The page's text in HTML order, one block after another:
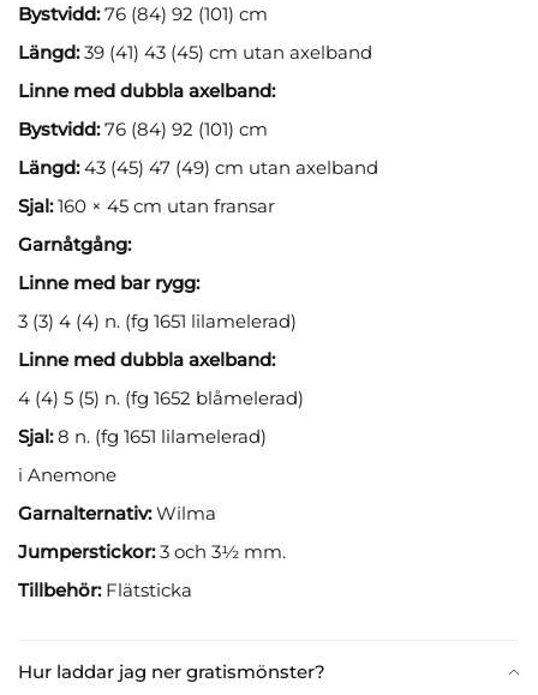
Hur laddar jag ner gratismönster?
Bystvidd:76 (84) 92 (101) cm
Längd:39 (41) 43 (45) cm utan axelband
Linne med dubbla axelband:
Bystvidd:76 (84) 92 (101) cm
Längd:43 (45) 47 (49) cm utan axelband
Sjal:160 × 45 cm utan fransar
Garnåtgång:
Linne med bar rygg:
3 (3) 4 (4) n. (fg 1651 lilamelerad)
Linne med dubbla axelband:
4 (4) 5 (5) n. (fg 1652 blåmelerad)
Sjal:8 n. (fg 1651 lilamelerad)
i Anemone
Garnalternativ:Wilma
Jumperstickor:3 och 3½ mm.
Tillbehör:Flätsticka